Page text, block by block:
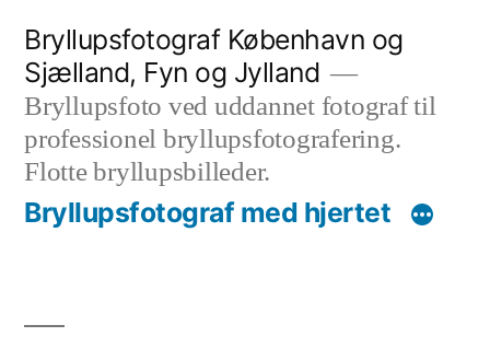
indhold
Bryllupsfotograf København og
Sjælland, Fyn og Jylland
Bryllupsfoto ved uddannet fotograf til
professionel bryllupsfotografering.
Flotte bryllupsbilleder.
Bryllupsfotograf med hjertet